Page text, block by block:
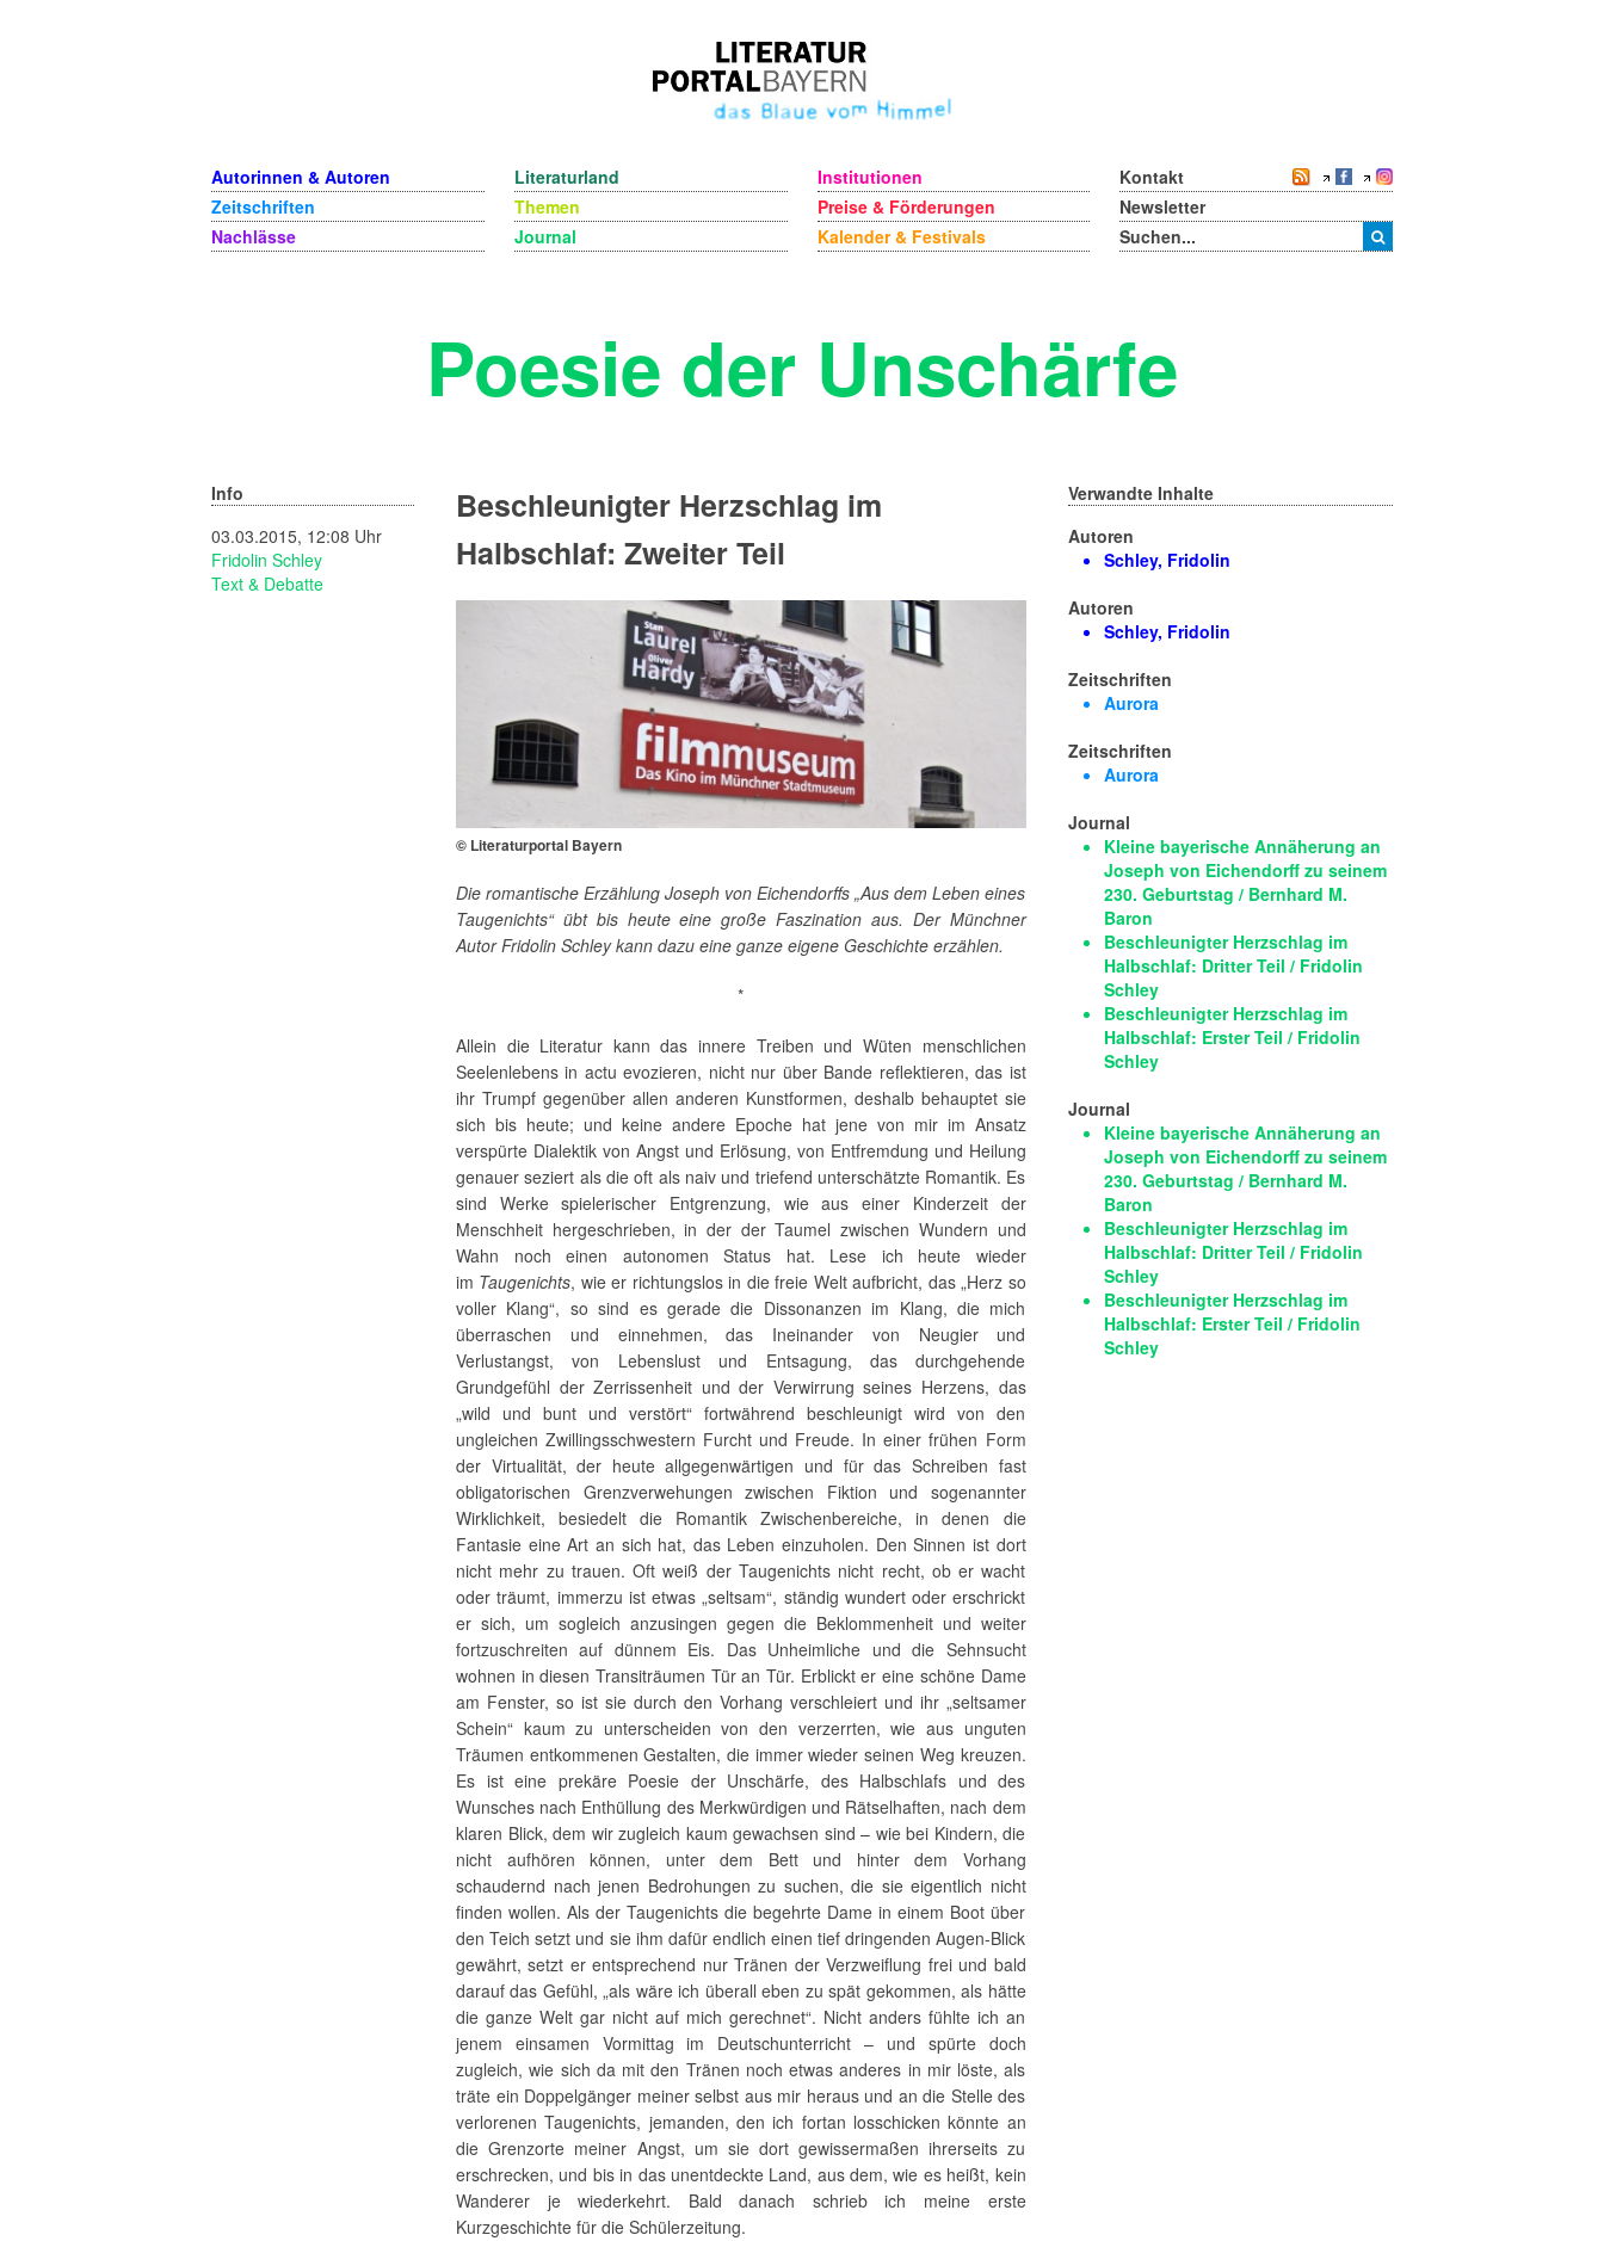
Autorinnen & Autoren
Zeitschriften
Nachlässe
Literaturland
Themen
Journal
Institutionen
Preise & Förderungen
Kalender & Festivals
Kontakt
Newsletter
Poesie der Unschärfe
Info
03.03.2015, 12:08 Uhr
Fridolin Schley
Text & Debatte
Beschleunigter Herzschlag im
Halbschlaf: Zweiter Teil
© Literaturportal Bayern
Die romantische Erzählung Joseph von Eichendorffs „Aus dem Leben eines
Taugenichts“ übt bis heute eine große Faszination aus. Der Münchner
Autor Fridolin Schley kann dazu eine ganze eigene Geschichte erzählen.
*
Allein die Literatur kann das innere Treiben und Wüten menschlichen
Seelenlebens in actu evozieren, nicht nur über Bande reflektieren, das ist
ihr Trumpf gegenüber allen anderen Kunstformen, deshalb behauptet sie
sich bis heute; und keine andere Epoche hat jene von mir im Ansatz
verspürte Dialektik von Angst und Erlösung, von Entfremdung und Heilung
genauer seziert als die oft als naiv und triefend unterschätzte Romantik. Es
sind Werke spielerischer Entgrenzung, wie aus einer Kinderzeit der
Menschheit hergeschrieben, in der der Taumel zwischen Wundern und
Wahn noch einen autonomen Status hat. Lese ich heute wieder
im Taugenichts, wie er richtungslos in die freie Welt aufbricht, das „Herz so
voller Klang“, so sind es gerade die Dissonanzen im Klang, die mich
überraschen und einnehmen, das Ineinander von Neugier und
Verlustangst, von Lebenslust und Entsagung, das durchgehende
Grundgefühl der Zerrissenheit und der Verwirrung seines Herzens, das
„wild und bunt und verstört“ fortwährend beschleunigt wird von den
ungleichen Zwillingsschwestern Furcht und Freude. In einer frühen Form
der Virtualität, der heute allgegenwärtigen und für das Schreiben fast
obligatorischen Grenzverwehungen zwischen Fiktion und sogenannter
Wirklichkeit, besiedelt die Romantik Zwischenbereiche, in denen die
Fantasie eine Art an sich hat, das Leben einzuholen. Den Sinnen ist dort
nicht mehr zu trauen. Oft weiß der Taugenichts nicht recht, ob er wacht
oder träumt, immerzu ist etwas „seltsam“, ständig wundert oder erschrickt
er sich, um sogleich anzusingen gegen die Beklommenheit und weiter
fortzuschreiten auf dünnem Eis. Das Unheimliche und die Sehnsucht
wohnen in diesen Transiträumen Tür an Tür. Erblickt er eine schöne Dame
am Fenster, so ist sie durch den Vorhang verschleiert und ihr „seltsamer
Schein“ kaum zu unterscheiden von den verzerrten, wie aus unguten
Träumen entkommenen Gestalten, die immer wieder seinen Weg kreuzen.
Es ist eine prekäre Poesie der Unschärfe, des Halbschlafs und des
Wunsches nach Enthüllung des Merkwürdigen und Rätselhaften, nach dem
klaren Blick, dem wir zugleich kaum gewachsen sind – wie bei Kindern, die
nicht aufhören können, unter dem Bett und hinter dem Vorhang
schaudernd nach jenen Bedrohungen zu suchen, die sie eigentlich nicht
finden wollen. Als der Taugenichts die begehrte Dame in einem Boot über
den Teich setzt und sie ihm dafür endlich einen tief dringenden Augen-Blick
gewährt, setzt er entsprechend nur Tränen der Verzweiflung frei und bald
darauf das Gefühl, „als wäre ich überall eben zu spät gekommen, als hätte
die ganze Welt gar nicht auf mich gerechnet“. Nicht anders fühlte ich an
jenem einsamen Vormittag im Deutschunterricht – und spürte doch
zugleich, wie sich da mit den Tränen noch etwas anderes in mir löste, als
träte ein Doppelgänger meiner selbst aus mir heraus und an die Stelle des
verlorenen Taugenichts, jemanden, den ich fortan losschicken könnte an
die Grenzorte meiner Angst, um sie dort gewissermaßen ihrerseits zu
erschrecken, und bis in das unentdeckte Land, aus dem, wie es heißt, kein
Wanderer je wiederkehrt. Bald danach schrieb ich meine erste
Kurzgeschichte für die Schülerzeitung.
Verwandte Inhalte
Autoren
Schley, Fridolin
Autoren
Schley, Fridolin
Zeitschriften
Aurora
Zeitschriften
Aurora
Journal
Kleine bayerische Annäherung an
Joseph von Eichendorff zu seinem
230. Geburtstag / Bernhard M.
Baron
Beschleunigter Herzschlag im
Halbschlaf: Dritter Teil / Fridolin
Schley
Beschleunigter Herzschlag im
Halbschlaf: Erster Teil / Fridolin
Schley
Journal
Kleine bayerische Annäherung an
Joseph von Eichendorff zu seinem
230. Geburtstag / Bernhard M.
Baron
Beschleunigter Herzschlag im
Halbschlaf: Dritter Teil / Fridolin
Schley
Beschleunigter Herzschlag im
Halbschlaf: Erster Teil / Fridolin
Schley